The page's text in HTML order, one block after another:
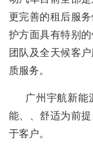
更完善的租后服
护方面具有特别
团队及全天候客
质服务。
广州宇航新能
能、、舒适为前
于客户。